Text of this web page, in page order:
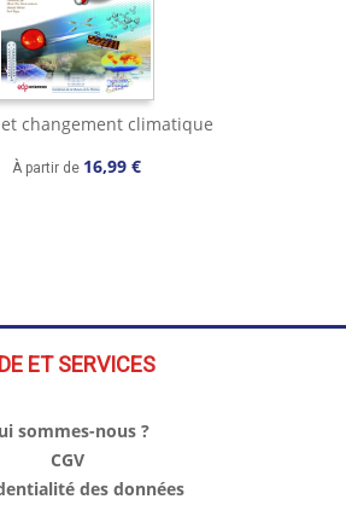
changement climatique
À partir de 16,99 €
ET SERVICES
sommes-nous ?
CGV
des données